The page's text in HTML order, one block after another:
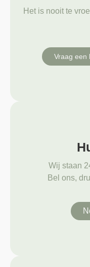
Het is nooit te
Vraag een
Wij staan
Bel ons,